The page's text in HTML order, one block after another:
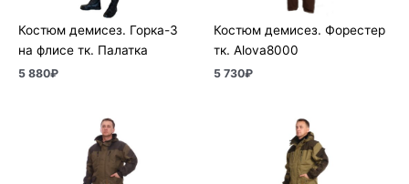
Костюм демисез. Горка-3
на флисе тк. Палатка
5 880₽
Костюм демисез. Форестер
тк. Alova8000
5 730₽